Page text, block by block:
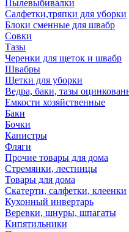
Пылевыбивалки
Салфетки,тряпки для уборки
Блоки сменные для швабр
Совки
Тазы
Черенки для щеток и швабр
Швабры
Щетки для уборки
Ведра, баки, тазы
Емкости хозяйственные
Баки
Бочки
Канистры
Фляги
Прочие товары для дома
Стремянки, лестницы
Товары для дома
Скатерти, салфетки, клеенки
Кухонный инвертарь
Веревки, шнуры, шпагаты
Кипятильники